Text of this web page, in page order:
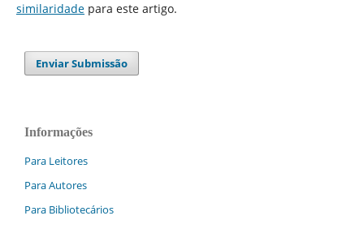
similaridadepara este artigo.
Enviar Submissão
Informações
Para Leitores
Para Autores
Para Bibliotecários